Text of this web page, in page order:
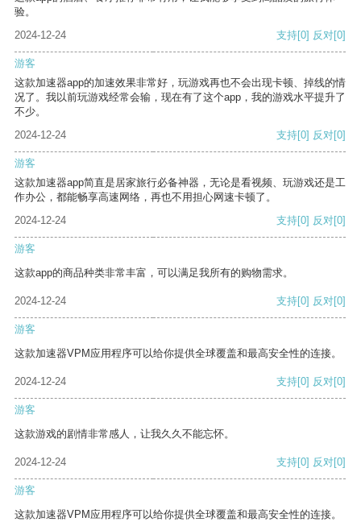
验。
2024-12-24
支持[0] 反对[0]
游客
这款加速器app的加速效果非常好，玩游戏再也不会出现卡顿、掉线的情
况了。我以前玩游戏经常会输，现在有了这个app，我的游戏水平提升了
不少。
2024-12-24
支持[0] 反对[0]
游客
这款加速器app简直是居家旅行必备神器，无论是看视频、玩游戏还是工
作办公，都能畅享高速网络，再也不用担心网速卡顿了。
2024-12-24
支持[0] 反对[0]
游客
这款app的商品种类非常丰富，可以满足我所有的购物需求。
2024-12-24 支持[0] 反对[0]
游客
这款加速器VPM应用程序可以给你提供全球覆盖和最高安全性的连接。
2024-12-24 支持[0] 反对[0]
游客
这款游戏的剧情非常感人，让我久久不能忘怀。
2024-12-24 支持[0] 反对[0]
游客
这款加速器VPM应用程序可以给你提供全球覆盖和最高安全性的连接。